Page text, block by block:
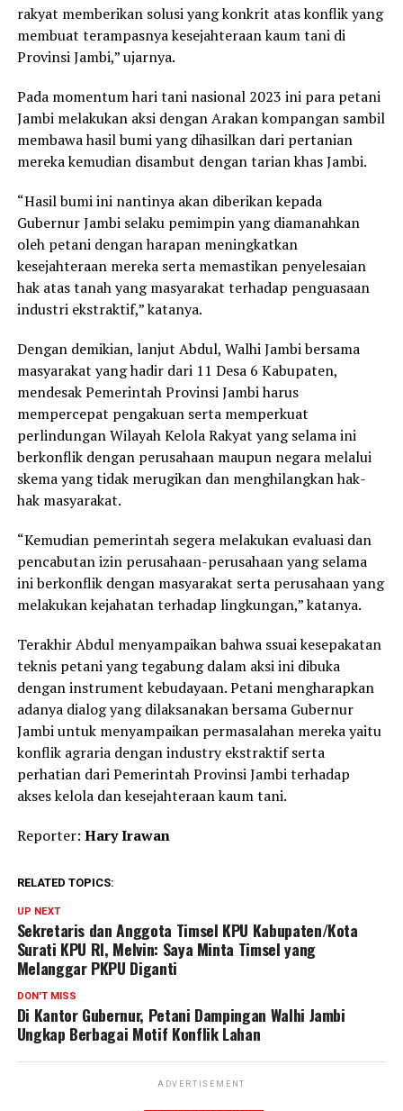
rakyat memberikan solusi yang konkrit atas konflik yang
membuat terampasnya kesejahteraan kaum tani di
Provinsi Jambi,” ujarnya.
Pada momentum hari tani nasional 2023 ini para petani
Jambi melakukan aksi dengan Arakan kompangan sambil
membawa hasil bumi yang dihasilkan dari pertanian
mereka kemudian disambut dengan tarian khas Jambi.
“Hasil bumi ini nantinya akan diberikan kepada
Gubernur Jambi selaku pemimpin yang diamanahkan
oleh petani dengan harapan meningkatkan
kesejahteraan mereka serta memastikan penyelesaian
hak atas tanah yang masyarakat terhadap penguasaan
industri ekstraktif,” katanya.
Dengan demikian, lanjut Abdul, Walhi Jambi bersama
masyarakat yang hadir dari 11 Desa 6 Kabupaten,
mendesak Pemerintah Provinsi Jambi harus
mempercepat pengakuan serta memperkuat
perlindungan Wilayah Kelola Rakyat yang selama ini
berkonflik dengan perusahaan maupun negara melalui
skema yang tidak merugikan dan menghilangkan hak-
hak masyarakat.
“Kemudian pemerintah segera melakukan evaluasi dan
pencabutan izin perusahaan-perusahaan yang selama
ini berkonflik dengan masyarakat serta perusahaan yang
melakukan kejahatan terhadap lingkungan,” katanya.
Terakhir Abdul menyampaikan bahwa ssuai kesepakatan
teknis petani yang tegabung dalam aksi ini dibuka
dengan instrument kebudayaan. Petani mengharapkan
adanya dialog yang dilaksanakan bersama Gubernur
Jambi untuk menyampaikan permasalahan mereka yaitu
konflik agraria dengan industry ekstraktif serta
perhatian dari Pemerintah Provinsi Jambi terhadap
akses kelola dan kesejahteraan kaum tani.
Reporter: Hary Irawan
RELATED TOPICS:
UP NEXT
Sekretaris dan Anggota Timsel KPU Kabupaten/Kota
Surati KPU RI, Melvin: Saya Minta Timsel yang
Melanggar PKPU Diganti
DON'T MISS
Di Kantor Gubernur, Petani Dampingan Walhi Jambi
Ungkap Berbagai Motif Konflik Lahan
ADVERTISEMENT